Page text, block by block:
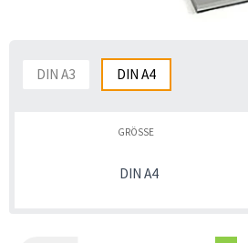
DIN A3 DIN A4
GRÖSSE
DIN A4